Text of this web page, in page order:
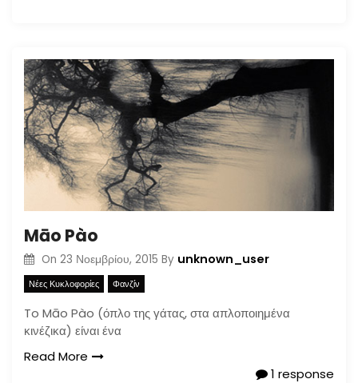
Māo Pào
On 23 Νοεμβρίου, 2015 By unknown_user
Νέες Κυκλοφορίες Φανζίν
To Māo Pào (όπλο της γάτας, στα απλοποιημένα
κινέζικα) είναι ένα
Read More
1 response